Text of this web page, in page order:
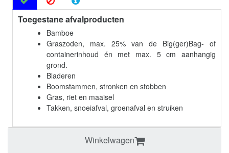
Toegestane afvalproducten
Bamboe
Graszoden, max. 25% van de Big(ger)Bag- of
containerinhoud én met max. 5 cm aanhangig
grond.
Bladeren
Boomstammen, stronken en stobben
Gras, riet en maaisel
Takken, snoeiafval, groenafval en struiken
Winkelwagen